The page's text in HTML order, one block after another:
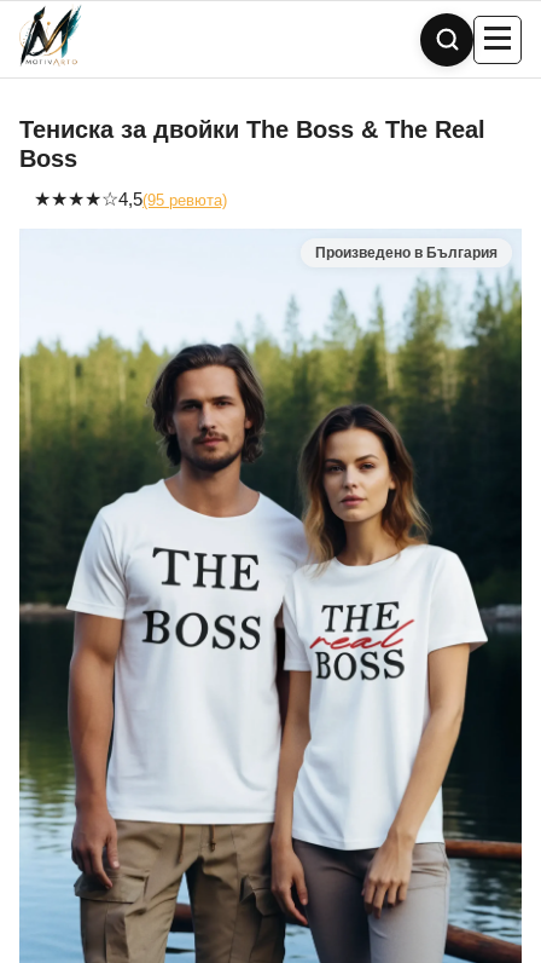
Skip
content
Тениска за двойки The Boss & The Real
Boss
★★★★☆4,5(95 ревюта)